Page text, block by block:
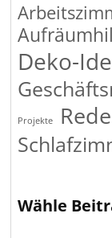
Deko-
Projekte
Wähle